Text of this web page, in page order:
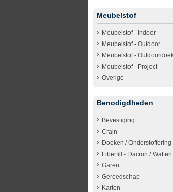
Meubelstof
Meubelstof - Indoor
Meubelstof - Outdoor
Meubelstof -
Meubelstof - Project
Overige
Benodigdheden
Bevestiging
Crain
Doeken / Onderstoffering
Fiberfill - Dacron / Watten
Garen
Gereedschap
Karton